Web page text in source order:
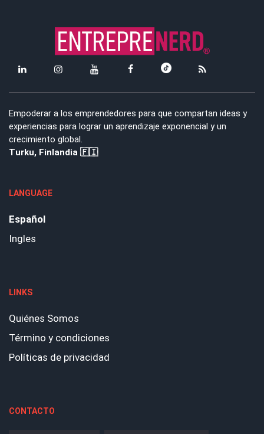
Empoderar a los emprendedores para que compartan ideas y
experiencias para lograr un aprendizaje exponencial y un
crecimiento global.
Turku, Finlandia 🇫🇮
LANGUAGE
Español
Ingles
LINKS
Quiénes Somos
Término y condiciones
Políticas de privacidad
CONTACTO